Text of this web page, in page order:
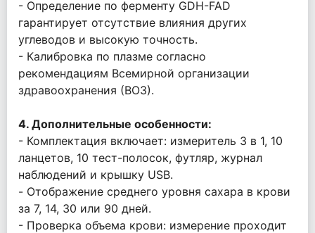
- Определение по ферменту GDH-FAD
гарантирует отсутствие влияния других
углеводов и высокую точность.
- Калибровка по плазме согласно
рекомендациям Всемирной организации
здравоохранения (ВОЗ).
4. Дополнительные особенности:
- Комплектация включает: измеритель 3 в 1, 10
ланцетов, 10 тест-полосок, футляр, журнал
наблюдений и крышку USB.
- Отображение среднего уровня сахара в крови
за 7, 14, 30 или 90 дней.
- Проверка объема крови: измерение проходит